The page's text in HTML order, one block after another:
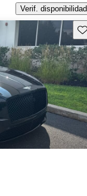
Verif. disponibilidad